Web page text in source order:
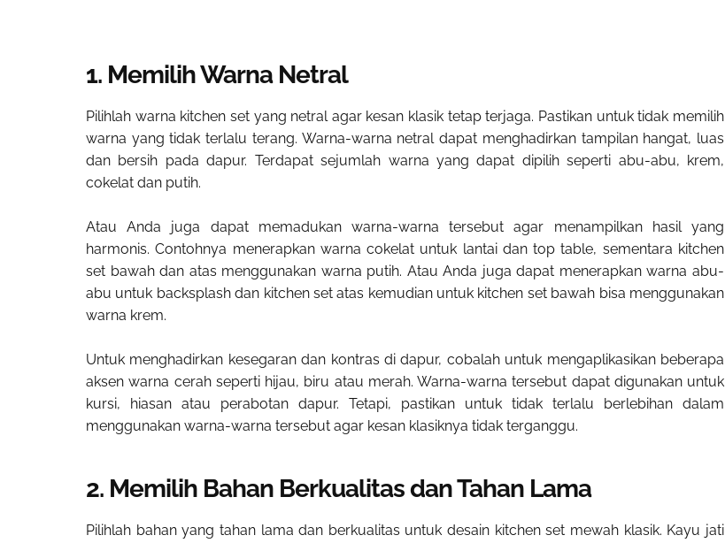
1. Memilih Warna Netral
Pilihlah warna kitchen set yang netral agar kesan klasik tetap terjaga. Pastikan untuk tidak memilih
warna yang tidak terlalu terang. Warna-warna netral dapat menghadirkan tampilan hangat, luas
dan bersih pada dapur. Terdapat sejumlah warna yang dapat dipilih seperti abu-abu, krem,
cokelat dan putih.
Atau Anda juga dapat memadukan warna-warna tersebut agar menampilkan hasil yang
harmonis. Contohnya menerapkan warna cokelat untuk lantai dan top table, sementara kitchen
set bawah dan atas menggunakan warna putih. Atau Anda juga dapat menerapkan warna abu-
abu untuk backsplash dan kitchen set atas kemudian untuk kitchen set bawah bisa menggunakan
warna krem.
Untuk menghadirkan kesegaran dan kontras di dapur, cobalah untuk mengaplikasikan beberapa
aksen warna cerah seperti hijau, biru atau merah. Warna-warna tersebut dapat digunakan untuk
kursi, hiasan atau perabotan dapur. Tetapi, pastikan untuk tidak terlalu berlebihan dalam
menggunakan warna-warna tersebut agar kesan klasiknya tidak terganggu.
2. Memilih Bahan Berkualitas dan Tahan Lama
Pilihlah bahan yang tahan lama dan berkualitas untukdesain kitchen set mewah klasik. Kayu jati